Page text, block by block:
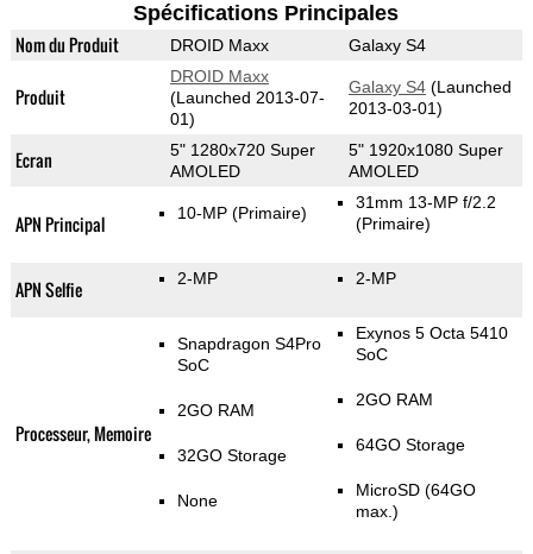
Spécifications Principales
Nom du Produit DROID Maxx Galaxy S4
Produit
DROID Maxx
(Launched 2013-07-
01)
Galaxy S4(Launched
2013-03-01)
Ecran
5" 1280x720 Super
AMOLED
5" 1920x1080 Super
AMOLED
APN Principal 10-MP (Primaire)
31mm 13-MP f/2.2
(Primaire)
APN Selfie 2-MP 2-MP
Processeur, Memoire
Snapdragon S4Pro
SoC
2GO RAM
32GO Storage
None
Exynos 5 Octa 5410
SoC
2GO RAM
64GO Storage
MicroSD (64GO
max.)